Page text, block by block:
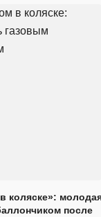
коляске»:
после